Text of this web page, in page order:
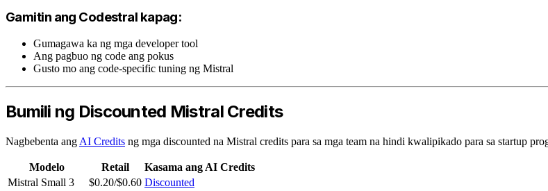
Gamitin ang Codestral kapag:
Gumagawa ka ng mga developer tool
Ang pagbuo ng code ang pokus
Gusto mo ang code-specific tuning ng Mistral
Bumili ng Discounted Mistral Credits
Nagbebenta ang AI Credits ng mga discounted na Mistral credits para sa mga team na hindi kwalipikado para sa startup
Modelo Retail
Kasama ang AI Credits
Mistral Small 3
$0.20/$0.60 Discounted